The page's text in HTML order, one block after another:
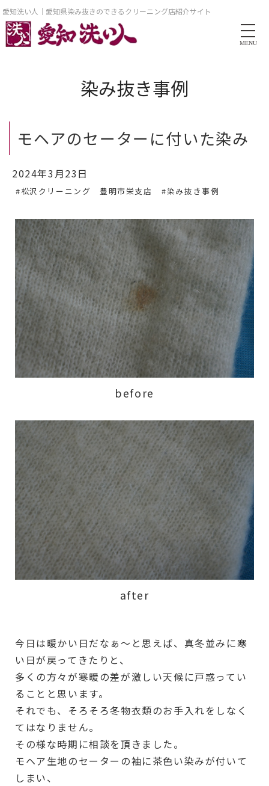
愛知洗い人｜愛知県染み抜きのできるクリーニング店紹介サイト
MENU
染み抜き事例
モヘアのセーターに付いた染み
2024年3月23日
#松沢クリーニング 豊明市栄支店 #染み抜き事例
before
after
今日は暖かい日だなぁ～と思えば、真冬並みに寒
い日が戻ってきたりと、
多くの方々が寒暖の差が激しい天候に戸惑ってい
ることと思います。
それでも、そろそろ冬物衣類のお手入れをしなく
てはなりません。
その様な時期に相談を頂きました。
モヘア生地のセーターの袖に茶色い染みが付いて
しまい、